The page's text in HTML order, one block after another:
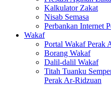
Kalkulator Zakat
Nisab Semasa
Perbankan Internet
Wakaf
Portal Wakaf Perak
Borang Wakaf
Dalil-dalil Wakaf
Titah Tuanku
Perak Ar-Ridzuan